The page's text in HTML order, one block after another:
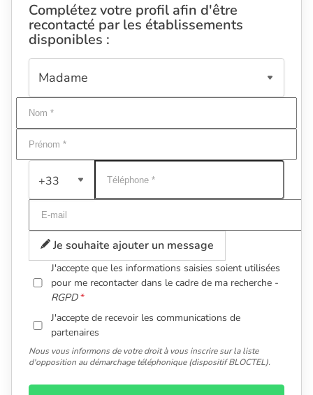
Complétez votre profil afin d'être
recontacté par les établissements
disponibles :
+33
Je souhaite ajouter un message
J'accepte que les informations saisies soient utilisées
pour me recontacter dans le cadre de ma recherche -
RGPD
J'accepte de recevoir les communications de
partenaires
Nous vous informons de votre droit à vous inscrire sur la liste
d'opposition au démarchage téléphonique (dispositif BLOCTEL).